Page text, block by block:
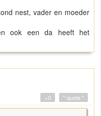
nest, vader en moeder
ook een da heeft het
" quote "
+0